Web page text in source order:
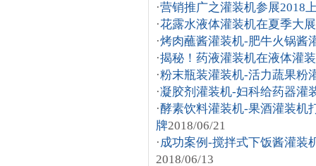
·营销推广之灌装机参展2018
·花露水液体灌装机在夏季大
·烤肉蘸酱灌装机-肥牛火锅酱
·揭秘！药液灌装机在液体灌
·粉末瓶装灌装机-活力蔬果粉
·凝胶剂灌装机-妇科给药器灌
·酵素饮料灌装机-果酒灌装机
牌2018/06/21
·成功案例-搅拌式下饭酱灌装
2018/06/13